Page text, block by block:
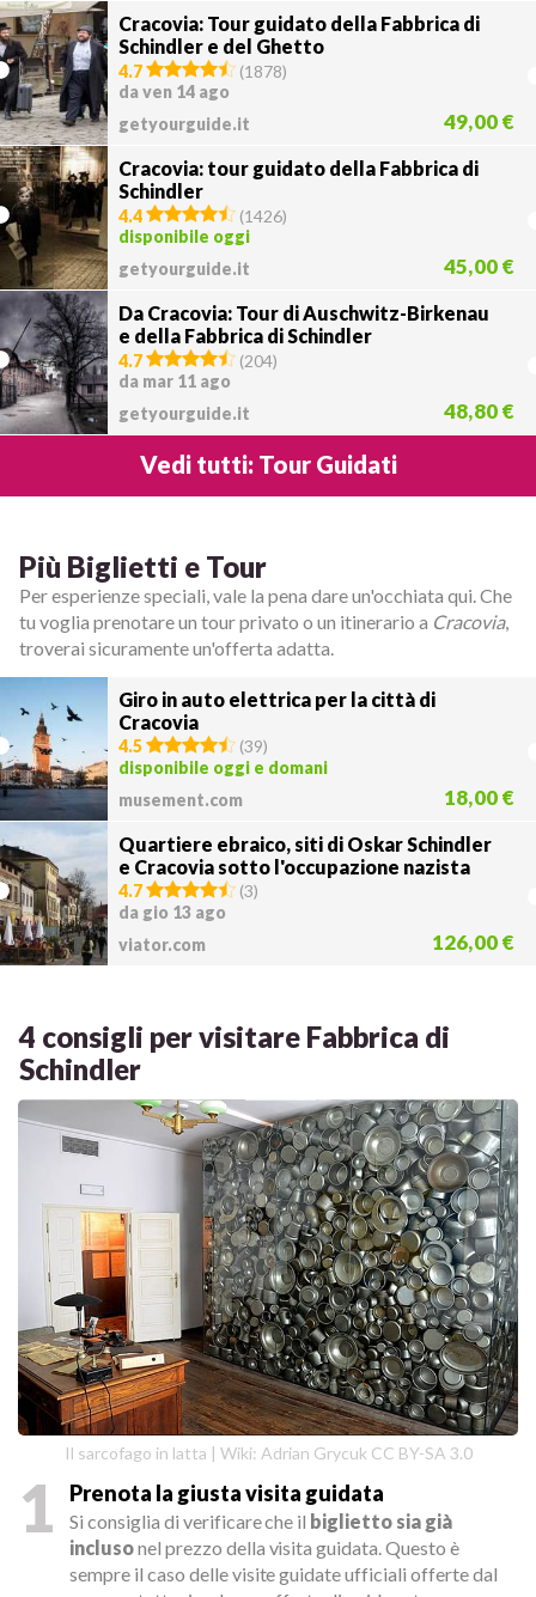
Cracovia: Tour guidato della Fabbrica di
Schindler e del Ghetto
4.7 (1878)
da ven 14 ago
getyourguide.it
49,00 €
Cracovia: tour guidato della Fabbrica di
Schindler
4.4 (1426)
disponibile oggi
getyourguide.it
45,00 €
Da Cracovia: Tour di Auschwitz-Birkenau
e della Fabbrica di Schindler
4.7 (204)
da mar 11 ago
getyourguide.it
48,80 €
Vedi tutti: Tour Guidati
Più Biglietti e Tour
Per esperienze speciali, vale la pena dare un'occhiata qui. Che
tu voglia prenotare un tour privato o un itinerario a Cracovia,
troverai sicuramente un'offerta adatta.
Giro in auto elettrica per la città di
Cracovia
4.5 (39)
disponibile oggi e domani
musement.com
18,00 €
Quartiere ebraico, siti di Oskar Schindler
e Cracovia sotto l'occupazione nazista
4.7 (3)
da gio 13 ago
viator.com
126,00 €
4 consigli per visitare Fabbrica di
Schindler
Il sarcofago in latta | Wiki: Adrian Grycuk CC BY-SA 3.0
1 Prenota la giusta visita guidata
Si consiglia di verificare che il biglietto sia già
inclusonel prezzo della visita guidata. Questo è
sempre il caso delle visite guidate ufficiali offerte dal